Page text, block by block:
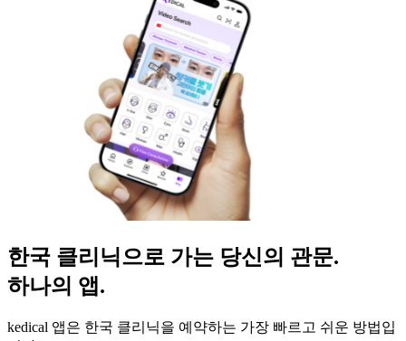
한국 클리닉으로 가는 당신의 관문.
하나의 앱.
kedical 앱은 한국 클리닉을 예약하는 가장 빠르고 쉬운 방법입